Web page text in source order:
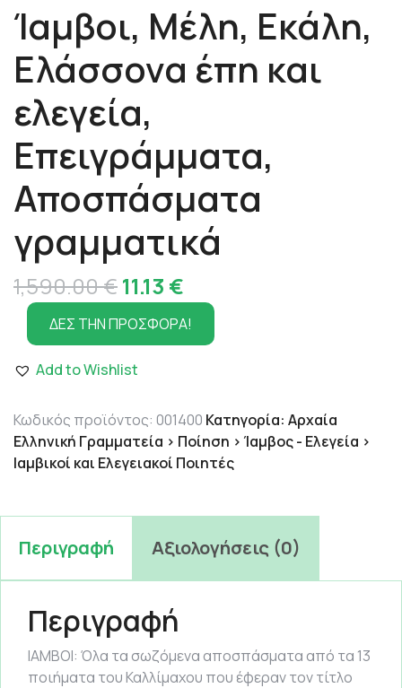
Ίαμβοι, Μέλη, Εκάλη,
Ελάσσονα έπη και
ελεγεία,
Επειγράμματα,
Αποσπάσματα
γραμματικά
1,590.00€Original
price
was:
1,590.00 €.
11.13 €
τρέχουσα
τιμή
11.13 €.
ΔΕΣ ΤΗΝ ΠΡΟΣΦΟΡΑ!
Add to Wishlist
Κωδικός προϊόντος: 001400 Κατηγορία: Αρχαία
Ελληνική Γραμματεία > Ποίηση > Ίαμβος - Ελεγεία >
Ιαμβικοί και Ελεγειακοί Ποιητές
Περιγραφή Αξιολογήσεις (0)
Περιγραφή
ΙΑΜΒΟΙ: Όλα τα σωζόμενα αποσπάσματα από τα 13
ποιήματα του Καλλίμαχου που έφεραν τον τίτλο